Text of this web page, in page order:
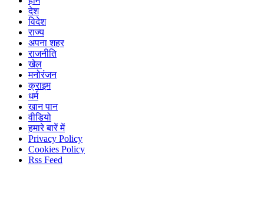
देश
विदेश
राज्य
अपना शहर
राजनीति
खेल
मनोरंजन
क्राइम
धर्म
खान पान
वीडियो
हमारे बारें में
Privacy Policy
Cookies Policy
Rss Feed